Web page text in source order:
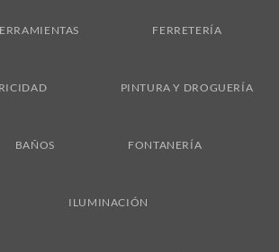
FERRETERÍA
PINTURA Y DROGUERÍA
BAÑOS FONTANERÍA
ILUMINACIÓN